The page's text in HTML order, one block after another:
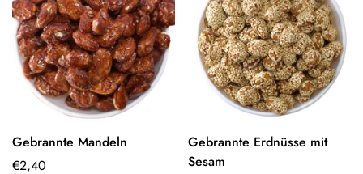
Optionen
Gebrannte Mandeln
Regulärer
€2,40
Optionen
Gebrannte Erdnüsse mit
Sesam